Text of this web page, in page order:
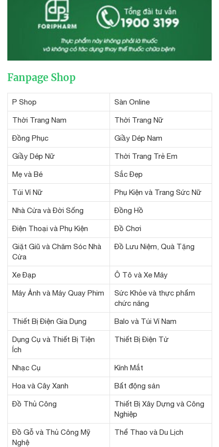
Fanpage Shop
P Shop Sàn Online
Thời Trang Nam Thời Trang Nữ
Đồng Phục Giầy Dép Nam
Giầy Dép Nữ Thời Trang Trẻ Em
Mẹ và Bé Sắc Đẹp
Túi Ví Nữ Phụ Kiện và Trang Sức Nữ
Nhà Cửa và Đời Sống Đồng Hồ
Điện Thoại và Phụ Kiện Đồ Chơi
Giặt Giũ và Chăm Sóc Nhà
Cửa
Đồ Lưu Niệm, Quà Tặng
Xe Đạp Ô Tô và Xe Máy
Máy Ảnh và Máy Quay Phim
Sức Khỏe và thực phẩm
chức năng
Thiết Bị Điện Gia Dụng Balo và Túi Ví Nam
Dụng Cụ và Thiết Bị Tiện
Ích
Thiết Bị Điện Tử
Nhạc Cụ Kính Mắt
Hoa và Cây Xanh Bất động sản
Đồ Thủ Công
Thiết Bị Xây Dựng và Công
Nghiệp
Đồ Gỗ và Thủ Công Mỹ
Nghệ
Thể Thao và Du Lịch